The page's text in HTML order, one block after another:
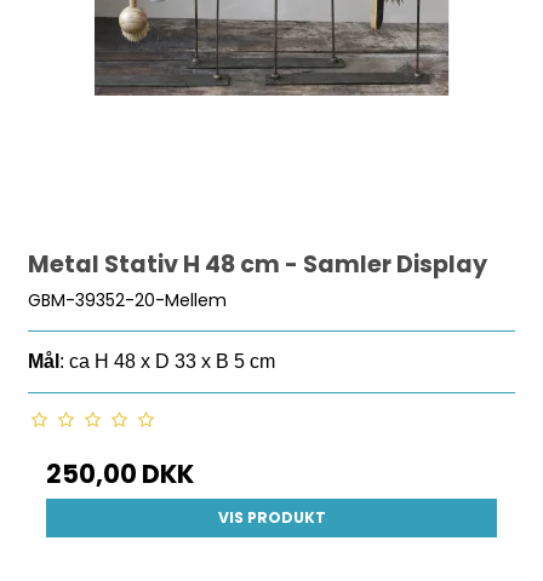
Metal Stativ H 48 cm - Samler Display
GBM-39352-20-Mellem
Mål : ca H 48 x D 33 x B 5 cm
250,00 DKK
VIS PRODUKT